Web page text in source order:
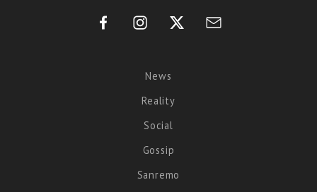
News
Reality
Social
Gossip
Sanremo